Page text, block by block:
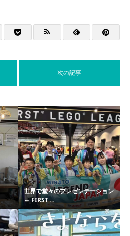
次の記事
世界で堂々のプレゼンテーション
～ FIRST ...